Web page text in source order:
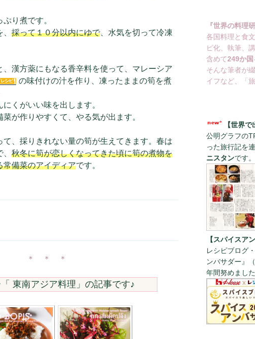
り煮です。
採って１０分以内にゆで 、水気を切って冷凍
漢方薬にもなる香辛料を使って、マレーシア
の味付けの汁を作り、凍ったままの筍を煮
くがいい味を出します。
が作りやすくて、やる気が出ます。
、採りきれない量の筍が生えてきます。春は
秋冬に筍が恋しくなってきた頃に筍の煮物を
常備菜のアイディアです。
＊ ＊ ＊
東南アジア料理 」の記事です♪
『世界の料理
各国料理と食
ピ化、執筆、
含めて249か国
そんな筆者が
イフなど、「
【世界
公明グラフの
った旅行記を
ニスタンです。
【スパイスア
レシピブログ
ンバサダー』
年間努めました